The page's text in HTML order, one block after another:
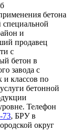
бетона
и
продавец
с
бетон в
завода с
и классов по
бетонной
Телефон
73, БРУ в
округ